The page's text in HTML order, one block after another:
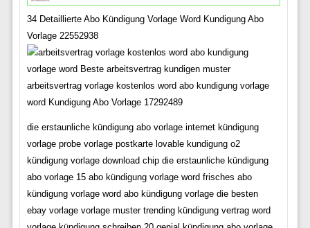
34 Detaillierte Abo Kündigung Vorlage Word Kundigung Abo
Vorlage 22552938
arbeitsvertrag vorlage kostenlos word abo kundigung vorlage
word Kundigung Abo Vorlage 17292489
die erstaunliche kündigung abo vorlage internet kündigung
vorlage probe vorlage postkarte lovable kundigung o2
kündigung vorlage download chip die erstaunliche kündigung
abo vorlage 15 abo kündigung vorlage word frisches abo
kündigung vorlage word abo kündigung vorlage die besten
ebay vorlage vorlage muster trending kündigung vertrag word